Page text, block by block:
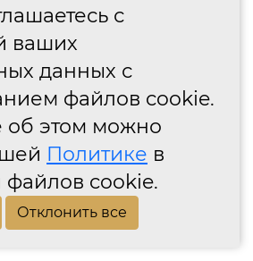
с
ваших
данных с
файлов cookie.
об этом можно
Политике в
cookie.
Отклонить все